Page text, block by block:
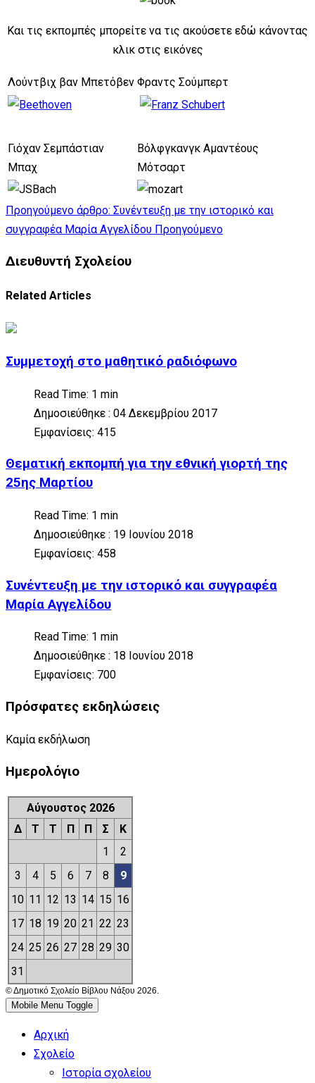
Και τις εκπομπές μπορείτε να τις ακούσετε εδώ κάνοντας
κλικ στις εικόνες
Λούντβιχ βαν Μπετόβεν Φραντς Σούμπερτ
Γιόχαν Σεμπάστιαν
Μπαχ
Βόλφγκανγκ Αμαντέους
Μότσαρτ
Προηγούμενο άρθρο: Συνέντευξη με την ιστορικό και
συγγραφέα Μαρία Αγγελίδου Προηγούμενο
Διευθυντή Σχολείου
Related Articles
Συμμετοχή στο μαθητικό ραδιόφωνο
Read Time: 1 min
Δημοσιεύθηκε : 04 Δεκεμβρίου 2017
Εμφανίσεις: 415
Θεματική εκπομπή για την εθνική γιορτή της
25ης Μαρτίου
Read Time: 1 min
Δημοσιεύθηκε : 19 Ιουνίου 2018
Εμφανίσεις: 458
Συνέντευξη με την ιστορικό και συγγραφέα
Μαρία Αγγελίδου
Read Time: 1 min
Δημοσιεύθηκε : 18 Ιουνίου 2018
Εμφανίσεις: 700
Πρόσφατες εκδηλώσεις
Καμία εκδήλωση
Ημερολόγιο
Αύγουστος 2026
Δ
Τ Τ Π Π Σ
Κ
1
2
3
4 5 6 7 8
9
10 11 12 13 14 15 16
17 18 19 20 21 22 23
24 25 26 27 28 29 30
31
© Δημοτικό Σχολείο Βίβλου Νάξου 2026.
Mobile Menu Toggle
Αρχική
Σχολείο
Ιστορία σχολείου